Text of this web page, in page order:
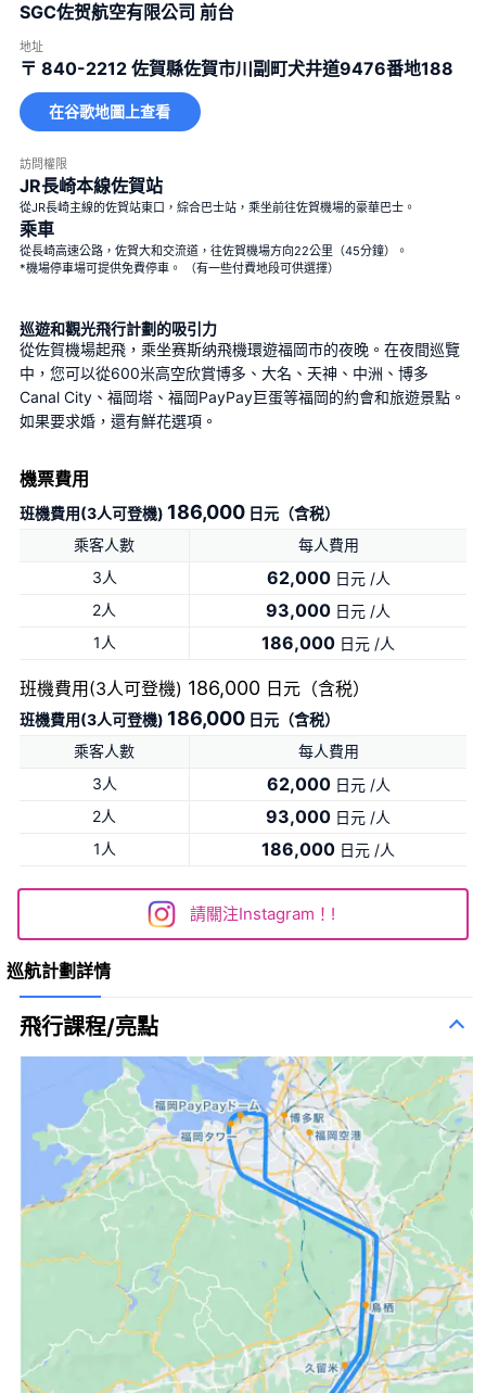
SGC佐贺航空有限公司 前台
地址
〒 840-2212 佐賀縣佐賀市川副町犬井道9476番地188
在谷歌地圖上查看
訪問權限
JR長崎本線佐賀站
從JR長崎主線的佐賀站東口，綜合巴士站，乘坐前往佐賀機場的豪華巴士。
乘車
從長崎高速公路，佐賀大和交流道，往佐賀機場方向22公里（45分鐘）。
*機場停車場可提供免費停車。 （有一些付費地段可供選擇）
巡遊和觀光飛行計劃的吸引力
從佐賀機場起飛，乘坐赛斯纳飛機環遊福岡市的夜晚。在夜間巡覽
中，您可以從600米高空欣賞博多、大名、天神、中洲、博多
Canal City、福岡塔、福岡PayPay巨蛋等福岡的約會和旅遊景點。
如果要求婚，還有鮮花選項。
機票費用
班機費用(3人可登機) 186,000 日元（含税）
乘客人數
每人費用
3人
62,000日元 /人
2人
93,000 日元 /人
1人
186,000 日元 /人
班機費用(3人可登機) 186,000 日元（含税）
班機費用(3人可登機) 186,000 日元（含税）
乘客人數
每人費用
3人
62,000日元 /人
2人
93,000 日元 /人
1人
186,000 日元 /人
請關注Instagram！!
巡航計劃詳情
飛行課程/亮點